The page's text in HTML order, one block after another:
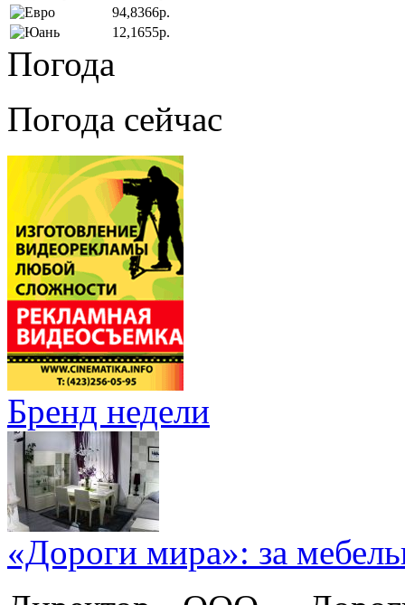
94,8366р.
12,1655р.
Погода
Погода сейчас
Бренд недели
«Дороги мира»: за